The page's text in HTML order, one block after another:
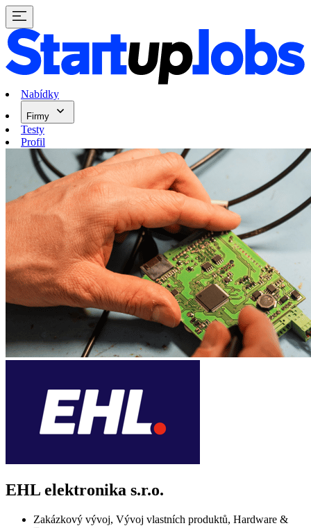
Nabídky
Firmy
Testy
Profil
EHL elektronika s.r.o.
Zakázkový vývoj, Vývoj vlastních produktů, Hardware &